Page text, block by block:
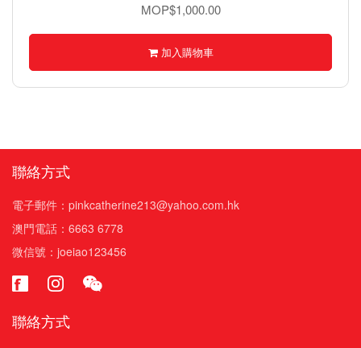
MOP$1,000.00
加入購物車
聯絡方式
電子郵件：pinkcatherine213@yahoo.com.hk
澳門電話：6663 6778
微信號：joeiao123456
聯絡方式